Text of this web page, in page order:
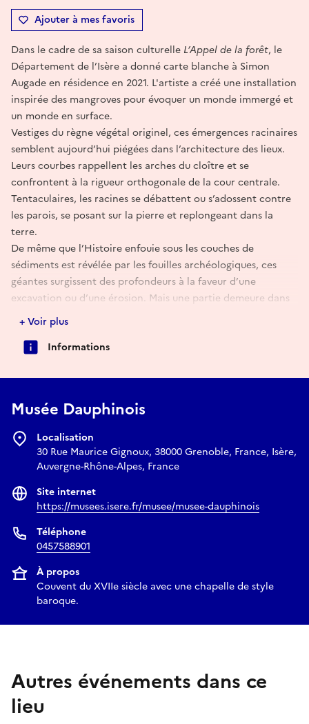
Ajouter à mes favoris
Dans le cadre de sa saison culturelle L’Appel de la forêt, le
Département de l’Isère a donné carte blanche à Simon
Augade en résidence en 2021. L'artiste a créé une installation
inspirée des mangroves pour évoquer un monde immergé et
un monde en surface.
Vestiges du règne végétal originel, ces émergences racinaires
semblent aujourd’hui piégées dans l’architecture des lieux.
Leurs courbes rappellent les arches du cloître et se
confrontent à la rigueur orthogonale de la cour centrale.
Tentaculaires, les racines se débattent ou s’adossent contre
les parois, se posant sur la pierre et replongeant dans la
terre.
De même que l’Histoire enfouie sous les couches de
sédiments est révélée par les fouilles archéologiques, ces
géantes surgissent des profondeurs à la faveur d’une
excavation ou d’une érosion. Mais une partie demeure dans
le monde souterrain, proliférant tels des rhizomes. La
puissance tellurique de l’Écorcée lutte ardemment contre les
remparts érigés par l’homme. Ces deux forces opposées
elle enfin reconnue ? Il en va de l’équilibre et de la survie de
monde, gardent l’espoir de remporter le combat.
Installation réalisée dans le cadre de l'exposition
Amazonie[s], forêt-mondeprésentée en 2022 au Musée
dauphinois
de Lorient, Simon Augade se tourne très vite vers la mise en
volume et la sculpture, notamment de matériaux de
récupération.
+ Voir plus
Informations
Musée Dauphinois
Localisation
30 Rue Maurice Gignoux, 38000 Grenoble, France, Isère,
Auvergne-Rhône-Alpes, France
Site internet
https://musees.isere.fr/musee/musee-dauphinois
Téléphone
0457588901
À propos
Couvent du XVIIe siècle avec une chapelle de style
baroque.
Autres événements dans ce
lieu